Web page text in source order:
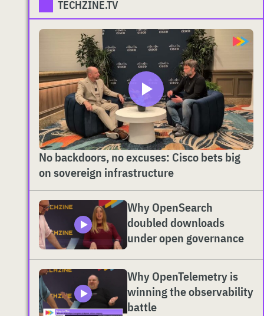
TECHZINE.TV
No backdoors, no excuses: Cisco bets big
on sovereign infrastructure
Why OpenSearch
doubled downloads
under open governance
Why OpenTelemetry is
winning the observability
battle